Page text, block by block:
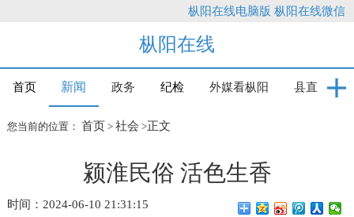
枞阳在线电脑版 枞阳在线微信
枞阳在线
首页 新闻 政务 纪检 外媒看枞阳 县直
您当前的位置： 首页 > 社会 >正文
颍淮民俗 活色生香
时间：2024-06-10 21:31:15